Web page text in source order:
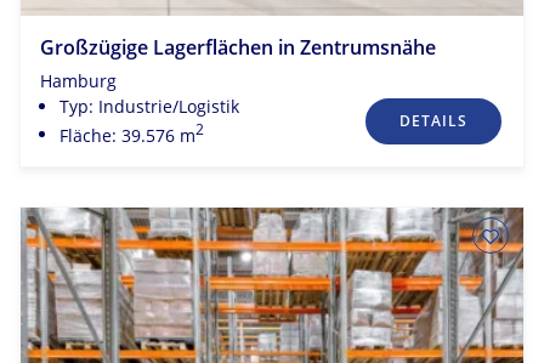
Großzügige Lagerflächen in Zentrumsnähe
Hamburg
Typ: Industrie/Logistik
Fläche: 39.576 m2 DETAILS